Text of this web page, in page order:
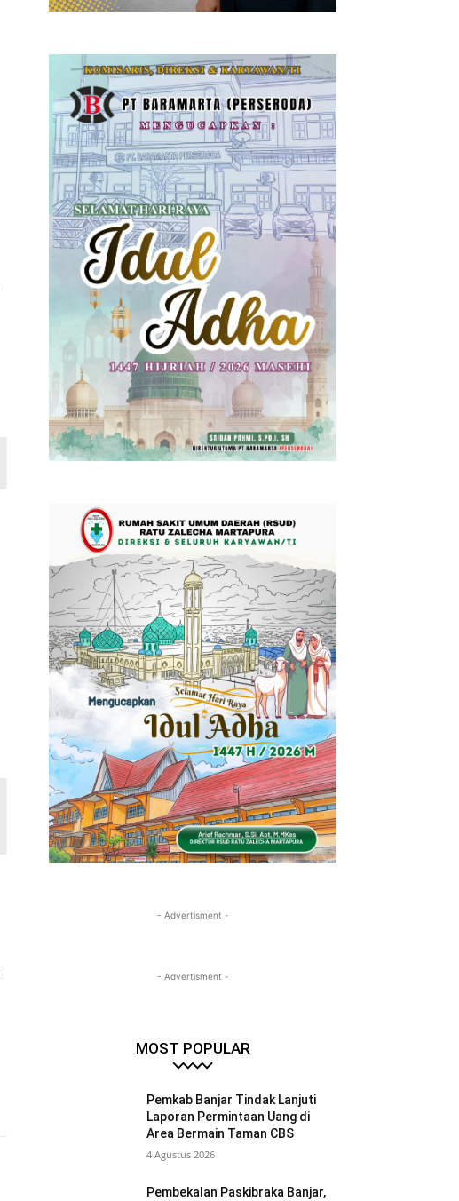
- Advertisment -
- Advertisment -
MOST POPULAR
Pemkab Banjar Tindak Lanjuti
Laporan Permintaan Uang di
Area Bermain Taman CBS
4 Agustus 2026
Pembekalan Paskibraka Banjar,